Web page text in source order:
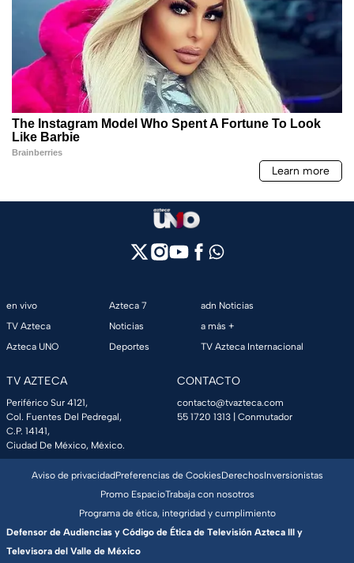
en vivo
TV Azteca
Azteca UNO
Azteca 7
Noticias
Deportes
adn Noticias
a más +
TV Azteca Internacional
TV AZTECA
Periférico Sur 4121,
Col. Fuentes Del Pedregal,
C.P. 14141,
Ciudad De México, México.
CONTACTO
contacto@tvazteca.com
55 1720 1313 | Conmutador
Aviso de privacidadPreferencias de CookiesDerechosInversionistas
Promo EspacioTrabaja con nosotros
Programa de ética, integridad y cumplimiento
Defensor de Audiencias y Código de Ética de Televisión Azteca III y
Televisora del Valle de México